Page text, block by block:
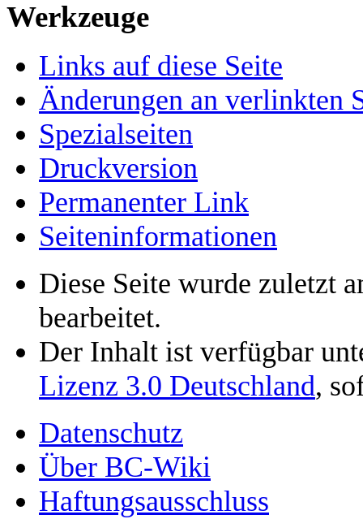
Werkzeuge
Links auf diese Seite
Änderungen an verlinkten
Spezialseiten
Druckversion
Permanenter Link
Seiten­informationen
Diese Seite wurde zuletzt
bearbeitet.
Der Inhalt ist verfügbar
Lizenz 3.0 Deutschland,
Datenschutz
Über BC-Wiki
Haftungsausschluss